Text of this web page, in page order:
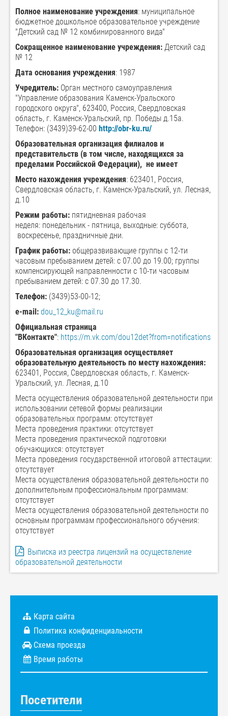
Полное наименование учреждения: муниципальное
бюджетное дошкольное образовательное учреждение
"Детский сад № 12 комбинированного вида"
Сокращенное наименование учреждения: Детский сад
№ 12
Дата основания учреждения: 1987
Учредитель: Орган местного самоуправления
"Управление образования Каменск-Уральского
городского округа", 623400, Россия, Свердловская
область, г. Каменск-Уральский, пр. Победы д.15а.
Телефон: (3439)39-62-00 http://obr-ku.ru/
Образовательная организация филиалов и
представительств (в том числе, находящихся за
пределами Российской Федерации), не имеет
Место нахождения учреждения: 623401, Россия,
Свердловская область, г. Каменск-Уральский, ул. Лесная,
д.10
Режим работы: пятидневная рабочая
неделя: понедельник - пятница, выходные: суббота,
воскресенье, праздничные дни.
График работы: общеразвивающие группы с 12-ти
часовым пребыванием детей: с 07.00 до 19.00; группы
компенсирующей направленности с 10-ти часовым
пребыванием детей: с 07.30 до 17.30.
Телефон: (3439)53-00-12;
e-mail: dou_12_ku@mail.ru
Официальная страница
"ВКонтакте": https://m.vk.com/dou12det?from=notifications
Образовательная организация осуществляет
образовательную деятельность по месту нахождения:
623401, Россия, Свердловская область, г. Каменск-
Уральский, ул. Лесная, д.10
Места осуществления образовательной деятельности при
использовании сетевой формы реализации
образовательных программ: отсутствует
Места проведения практики: отсутствует
Места проведения практической подготовки
обучающихся: отсутствует
Места проведения государственной итоговой аттестации:
отсутствует
Места осуществления образовательной деятельности по
дополнительным профессиональным программам:
отсутствует
Места осуществления образовательной деятельности по
основным программам профессионального обучения:
отсутствует
Выписка из реестра лицензий на осуществление
образовательной деятельности
Карта сайта
Политика конфиденциальности
Схема проезда
Время работы
Посетители